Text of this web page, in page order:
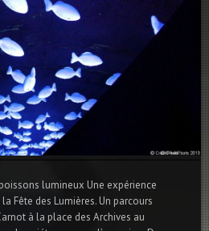
lumineux Une expérience
Fête des Lumières. Un parcours
à la place des Archives au